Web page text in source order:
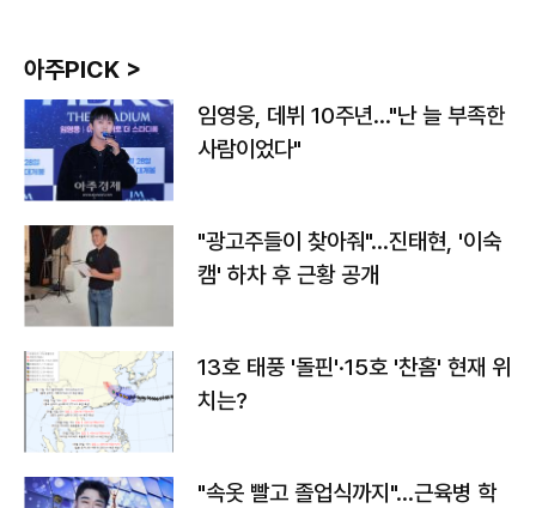
아주PICK >
임영웅, 데뷔 10주년…"난 늘 부족한
사람이었다"
"광고주들이 찾아줘"…진태현, '이숙
캠' 하차 후 근황 공개
13호 태풍 '돌핀'·15호 '찬홈' 현재 위
치는?
"속옷 빨고 졸업식까지"…근육병 학